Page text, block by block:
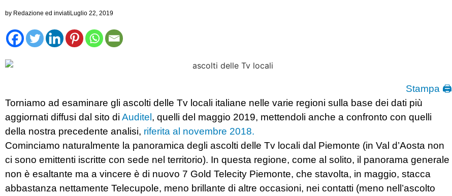
by Redazione ed inviati Luglio 22, 2019
Stampa 🖨
Torniamo ad esaminare gli ascolti delle Tv locali italiane nelle varie regioni sulla base dei dati più
aggiornati diffusi dal sito di Auditel, quelli del maggio 2019, mettendoli anche a confronto con quelli
della nostra precedente analisi, riferita al novembre 2018.
Cominciamo naturalmente la panoramica degli ascolti delle Tv locali dal Piemonte (in Val d’Aosta non
ci sono emittenti iscritte con sede nel territorio). In questa regione, come al solito, il panorama generale
non è esaltante ma a vincere è di nuovo 7 Gold Telecity Piemonte, che stavolta, in maggio, stacca
abbastanza nettamente Telecupole, meno brillante di altre occasioni, nei contatti (meno nell’ascolto